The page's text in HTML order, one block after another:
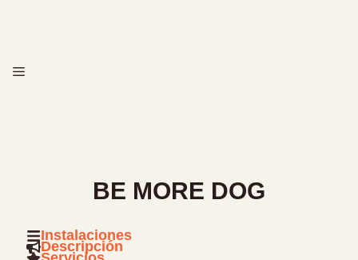
MENÚ
BE MORE DOG
Instalaciones
Descripción